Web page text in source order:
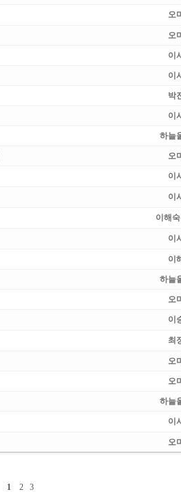
오
오
이
이
박
이
하늘
오
이
이
이해
이
이
하늘
오
이
최
오
오
하늘
이
오
1 2 3